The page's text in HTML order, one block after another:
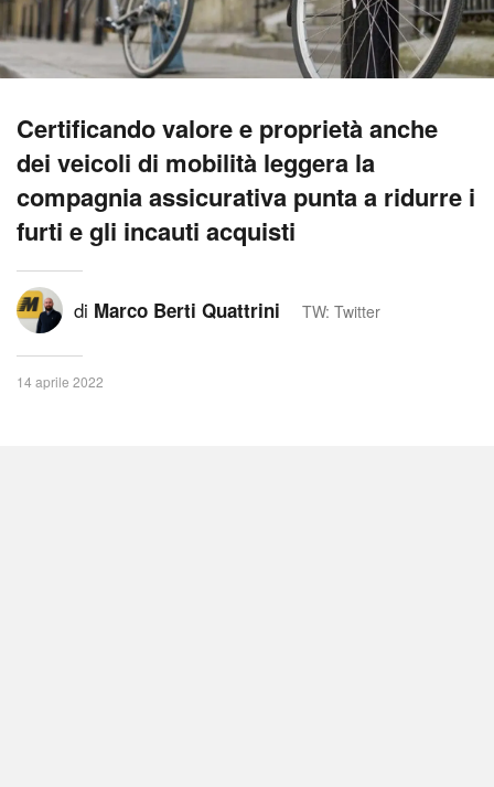
Certificando valore e proprietà anche
dei veicoli di mobilità leggera la
compagnia assicurativa punta a ridurre i
furti e gli incauti acquisti
di Marco Berti Quattrini TW: Twitter
14 aprile 2022